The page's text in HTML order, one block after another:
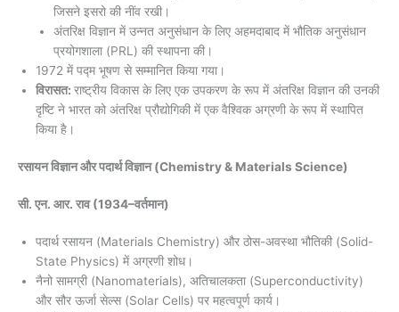
जिसने इसरो की नींव रखी।
अंतरिक्ष विज्ञान में उन्नत अनुसंधान के लिए अहमदाबाद में भौतिक अनुसंधान
प्रयोगशाला (PRL) की स्थापना की।
1972 में पद्म भूषण से सम्मानित किया गया।
विरासत: राष्ट्रीय विकास के लिए एक उपकरण के रूप में अंतरिक्ष विज्ञान की उनकी
दृष्टि ने भारत को अंतरिक्ष प्रौद्योगिकी में एक वैश्विक अग्रणी के रूप में स्थापित
किया है।
रसायन विज्ञान और पदार्थ विज्ञान (Chemistry & Materials Science)
सी. एन. आर. राव(1934–वर्तमान)
पदार्थ रसायन (Materials Chemistry) और ठोस-अवस्था भौतिकी (Solid-
State Physics) में अग्रणी शोध।
नैनो सामग्री (Nanomaterials), अतिचालकता (Superconductivity)
और सौर ऊर्जा सेल्स (Solar Cells) पर महत्वपूर्ण कार्य।